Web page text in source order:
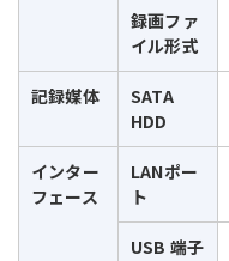
録画ファ
イル形式
記録媒体
SATA
HDD
インター
フェース
LANポー
ト
USB 端子